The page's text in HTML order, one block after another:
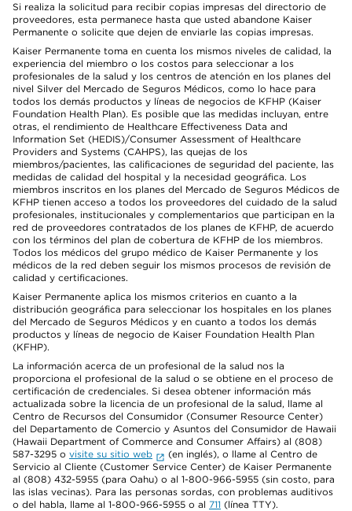
Si realiza la solicitud para recibir copias impresas del directorio de
proveedores, esta permanece hasta que usted abandone Kaiser
Permanente o solicite que dejen de enviarle las copias impresas.
Kaiser Permanente toma en cuenta los mismos niveles de calidad, la
experiencia del miembro o los costos para seleccionar a los
profesionales de la salud y los centros de atención en los planes del
nivel Silver del Mercado de Seguros Médicos, como lo hace para
todos los demás productos y líneas de negocios de KFHP (Kaiser
Foundation Health Plan). Es posible que las medidas incluyan, entre
otras, el rendimiento de Healthcare Effectiveness Data and
Information Set (HEDIS)/Consumer Assessment of Healthcare
Providers and Systems (CAHPS), las quejas de los
miembros/pacientes, las calificaciones de seguridad del paciente, las
medidas de calidad del hospital y la necesidad geográfica. Los
miembros inscritos en los planes del Mercado de Seguros Médicos de
KFHP tienen acceso a todos los proveedores del cuidado de la salud
profesionales, institucionales y complementarios que participan en la
red de proveedores contratados de los planes de KFHP, de acuerdo
con los términos del plan de cobertura de KFHP de los miembros.
Todos los médicos del grupo médico de Kaiser Permanente y los
médicos de la red deben seguir los mismos procesos de revisión de
calidad y certificaciones.
Kaiser Permanente aplica los mismos criterios en cuanto a la
distribución geográfica para seleccionar los hospitales en los planes
del Mercado de Seguros Médicos y en cuanto a todos los demás
productos y líneas de negocio de Kaiser Foundation Health Plan
(KFHP).
La información acerca de un profesional de la salud nos la
proporciona el profesional de la salud o se obtiene en el proceso de
certificación de credenciales. Si desea obtener información más
actualizada sobre la licencia de un profesional de la salud, llame al
Centro de Recursos del Consumidor (Consumer Resource Center)
del Departamento de Comercio y Asuntos del Consumidor de Hawaii
(Hawaii Department of Commerce and Consumer Affairs) al (808)
587-3295 o visite su sitio web
(en inglés), o llame al Centro de
Servicio al Cliente (Customer Service Center) de Kaiser Permanente
al (808) 432-5955 (para Oahu) o al 1-800-966-5955 (sin costo, para
las islas vecinas). Para las personas sordas, con problemas auditivos
o del habla, llame al 1-800-966-5955 o al 711 (línea TTY).